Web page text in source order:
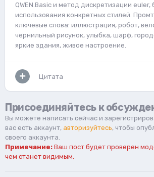
QWEN.Basic и метод дискретизации euler,
использования конкретных стилей.
ключевые слова: иллюстрация, робот,
чернильный рисунок, улыбка, шарф,
яркие здания, живое настроение.
Цитата
Присоединяйтесь к
Вы можете написать сейчас и
вас есть аккаунт, авторизуйтесь, чтобы
своего аккаунта.
Примечание: Ваш пост будет проверен
чем станет видимым.